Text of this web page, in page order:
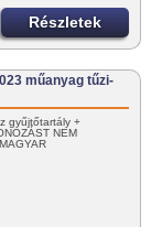
Részletek
műanyag tűzi-
gyűjtőtartály +
NEM